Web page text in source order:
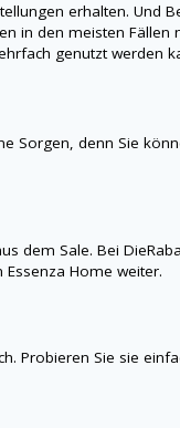
erhalten. Und
in den meisten Fällen
genutzt werden
Sorgen, denn Sie
dem Sale. Bei
Essenza Home weiter.
Probieren Sie sie